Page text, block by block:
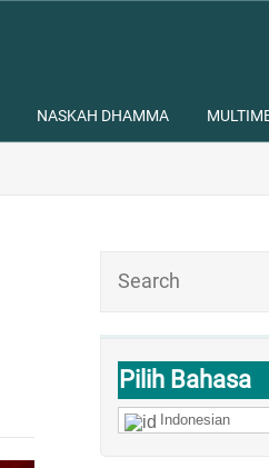
NASKAH DHAMMA
Pilih Bahasa
Indonesian